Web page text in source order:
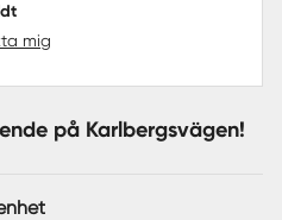
mig
på Karlbergsvägen!